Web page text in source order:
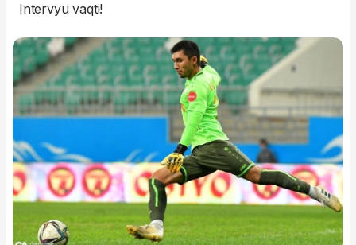
Intervyu vaqti!